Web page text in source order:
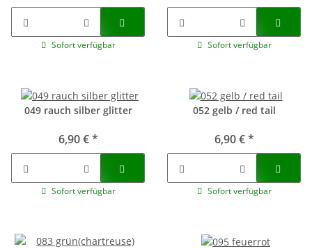
Sofort verfügbar Sofort verfügbar
049 rauch silber glitter
6,90 €*
Sofort verfügbar
052 gelb / red tail
6,90 €*
Sofort verfügbar